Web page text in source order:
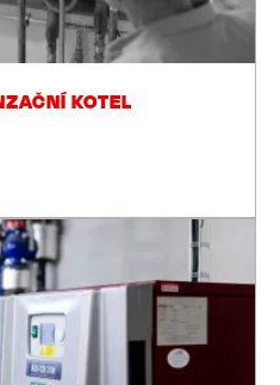
KOTEL